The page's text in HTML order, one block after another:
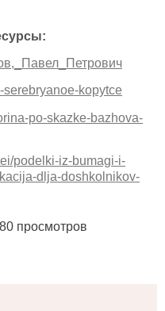
kopytce
po-skazke-bazhova-
podelki-iz-bumagi-i-
dlja-doshkolnikov-
просмотров